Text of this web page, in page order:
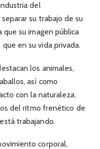
del
su trabajo de su
su imagen pública
en su vida privada.
los animales,
así como
con la naturaleza.
del ritmo frenético de
trabajando.
corporal,